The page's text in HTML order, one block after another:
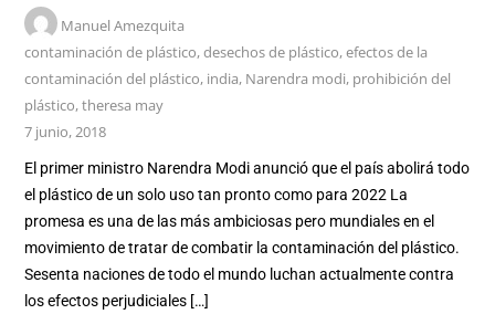
Manuel Amezquita
contaminación de plástico,desechos de plástico,efectos de la
contaminación del plástico, india, Narendra modi, prohibición del
plástico,theresa may
7 junio, 2018
El primer ministro Narendra Modi anunció que el país abolirá todo
el plástico de un solo uso tan pronto como para 2022 La
promesa es una de las más ambiciosas pero mundiales en el
movimiento de tratar de combatir la contaminación del plástico.
Sesenta naciones de todo el mundo luchan actualmente contra
los efectos perjudiciales […]